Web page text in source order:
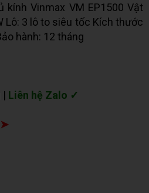
Vinmax VM EP1500 Vật
Lô: 3 lô to siêu tốc Kích thước
hành: 12 tháng
| Liên hệ Zalo ✓
➤